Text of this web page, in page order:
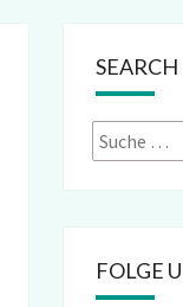
SEARCH
Suche
nach:
FOLGE